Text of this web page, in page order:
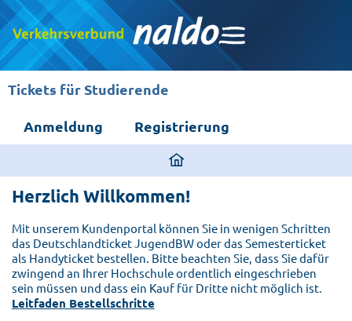
Tickets für Studierende
Anmeldung
Registrierung
ding
home
page
Herzlich Willkommen!
Mit unserem Kundenportal können Sie in wenigen Schritten
das Deutschlandticket JugendBW oder das Semesterticket
als Handyticket bestellen. Bitte beachten Sie, dass Sie dafür
zwingend an Ihrer Hochschule ordentlich eingeschrieben
sein müssen und dass ein Kauf für Dritte nicht möglich ist.
Leitfaden Bestellschritte